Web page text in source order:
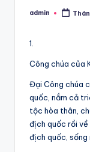
Posted
admin
1.
Công chúa của
Đại Công chúa
quốc, nắm cả
tộc hòa thân,
địch quốc rồi về
địch quốc,